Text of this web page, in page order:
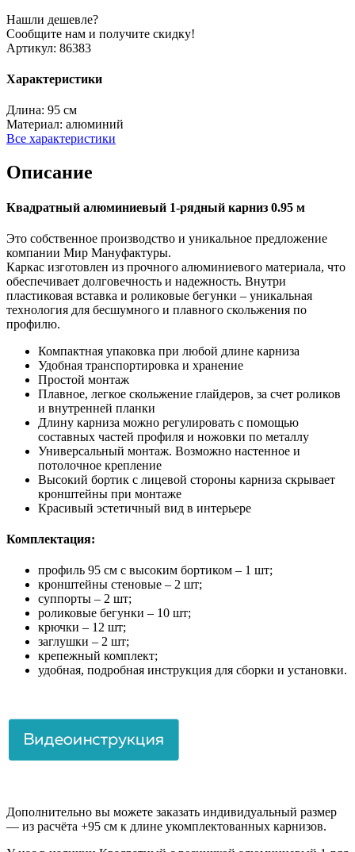
Нашли дешевле?
Сообщите нам и получите скидку!
Артикул: 86383
Характеристики
Длина: 95 см
Материал: алюминий
Все характеристики
Описание
Квадратный алюминиевый 1-рядный карниз 0.95 м
Это собственное производство и уникальное предложение
компании Мир Мануфактуры.
Каркас изготовлен из прочного алюминиевого материала, что
обеспечивает долговечность и надежность. Внутри
пластиковая вставка и роликовые бегунки – уникальная
технология для бесшумного и плавного скольжения по
профилю.
Компактная упаковка при любой длине карниза
Удобная транспортировка и хранение
Простой монтаж
Плавное, легкое скольжение глайдеров, за счет роликов
и внутренней планки
Длину карниза можно регулировать с помощью
составных частей профиля и ножовки по металлу
Универсальный монтаж. Возможно настенное и
потолочное крепление
Высокий бортик с лицевой стороны карниза скрывает
кронштейны при монтаже
Красивый эстетичный вид в интерьере
Комплектация:
профиль 95 см с высоким бортиком – 1 шт;
кронштейны стеновые – 2 шт;
суппорты – 2 шт;
роликовые бегунки – 10 шт;
крючки – 12 шт;
заглушки – 2 шт;
крепежный комплект;
удобная, подробная инструкция для сборки и установки.
Дополнительно вы можете заказать индивидуальный размер
— из расчёта +95 см к длине укомплектованных карнизов.